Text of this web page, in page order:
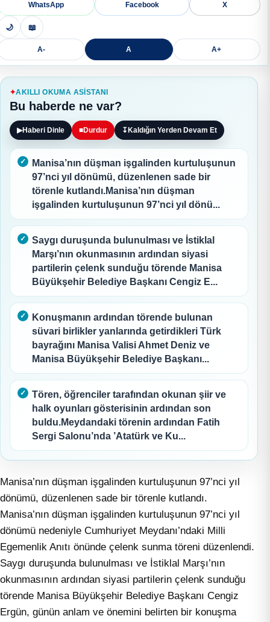
WhatsApp Facebook X
🌙 📖
A- A A+
AKILLI OKUMA ASISTANI
Bu haberde ne var?
▶Haberi Dinle ■Durdur ↧ Kaldığın Yerden Devam Et
Manisa’nın düşman işgalinden kurtuluşunun
97’nci yıl dönümü, düzenlenen sade bir
törenle kutlandı.Manisa’nın düşman
işgalinden kurtuluşunun 97’nci yıl dönü...
Saygı duruşunda bulunulması ve İstiklal
Marşı’nın okunmasının ardından siyasi
partilerin çelenk sunduğu törende Manisa
Büyükşehir Belediye Başkanı Cengiz E...
Konuşmanın ardından törende bulunan
süvari birlikler yanlarında getirdikleri Türk
bayrağını Manisa Valisi Ahmet Deniz ve
Manisa Büyükşehir Belediye Başkanı...
Tören, öğrenciler tarafından okunan şiir ve
halk oyunları gösterisinin ardından son
buldu.Meydandaki törenin ardından Fatih
Sergi Salonu’nda ’Atatürk ve Ku...
Manisa’nın düşman işgalinden kurtuluşunun 97’nci yıl
dönümü, düzenlenen sade bir törenle kutlandı.
Manisa’nın düşman işgalinden kurtuluşunun 97’nci yıl
dönümü nedeniyle Cumhuriyet Meydanı’ndaki Milli
Egemenlik Anıtı önünde çelenk sunma töreni düzenlendi.
Saygı duruşunda bulunulması ve İstiklal Marşı’nın
okunmasının ardından siyasi partilerin çelenk sunduğu
törende Manisa Büyükşehir Belediye Başkanı Cengiz
Ergün, günün anlam ve önemini belirten bir konuşma